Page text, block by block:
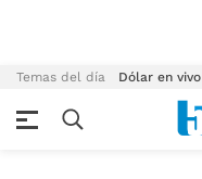
Temas del día Dólar en vivo